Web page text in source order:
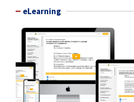
eLearning